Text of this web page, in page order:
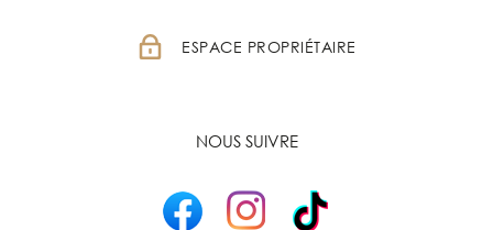
ESPACE PROPRIÉTAIRE
NOUS SUIVRE